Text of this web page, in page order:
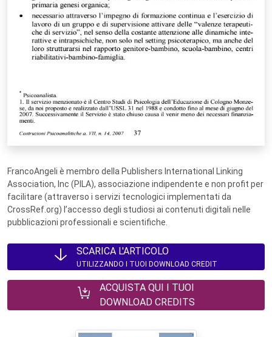
FrancoAngeli è membro della Publishers International Linking
Association, Inc (PILA), associazione indipendente e non profit per
facilitare (attraverso i servizi tecnologici implementati da
CrossRef.org) l’accesso degli studiosi ai contenuti digitali nelle
pubblicazioni professionali e scientifiche.
SCARICA L'ARTICOLO
UTILIZZANDO I TUOI DOWNLOAD CREDIT
ACQUISTA QUI I TUOI
DOWNLOAD CREDITS